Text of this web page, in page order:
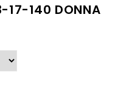
17-140 DONNA